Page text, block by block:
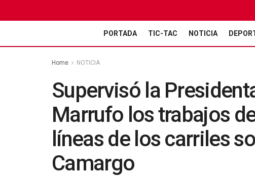
PORTADA TIC-TAC NOTICIA
Home NOTICIA
Supervisó la
Marrufo los trabajos
líneas de los carriles
Camargo